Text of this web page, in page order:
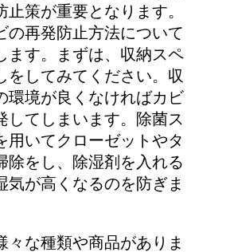
止策が重要となります。
の再発防止方法について
ます。まずは、収納スペ
をしてみてください。収
環境が良くなければカビ
してしまいます。除菌ス
用いてクローゼットやタ
除をし、除湿剤を入れる
気が高くなるのを防ぎま
々な種類や商品がありま